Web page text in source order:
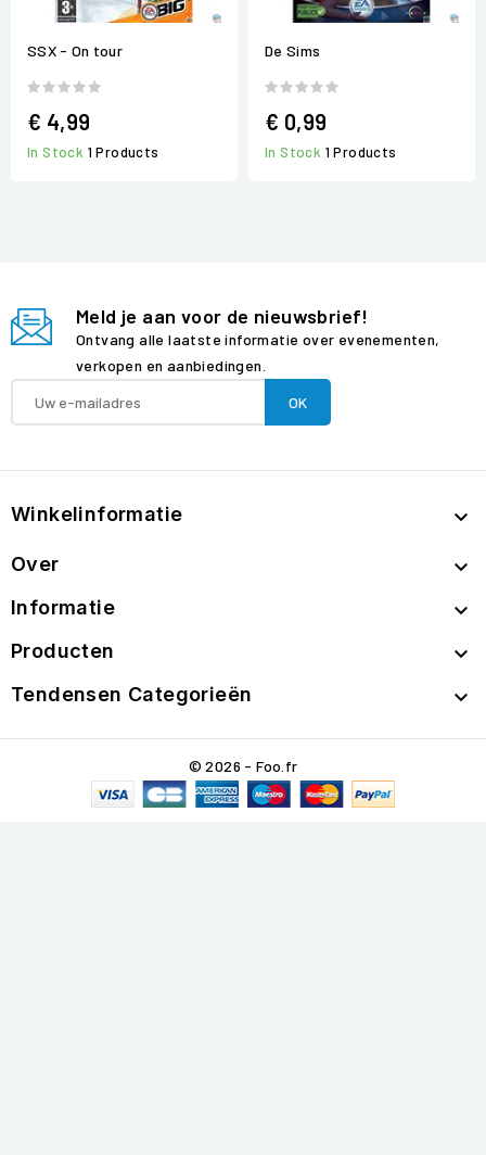
SSX - On tour
€ 4,99
In Stock 1 Products
De Sims
€ 0,99
In Stock 1 Products
Meld je aan voor de nieuwsbrief!
Ontvang alle laatste informatie over evenementen,
verkopen en aanbiedingen.
Winkelinformatie 
Over 
Informatie 
Producten 
Tendensen Categorieën 
© 2026 - Foo.fr